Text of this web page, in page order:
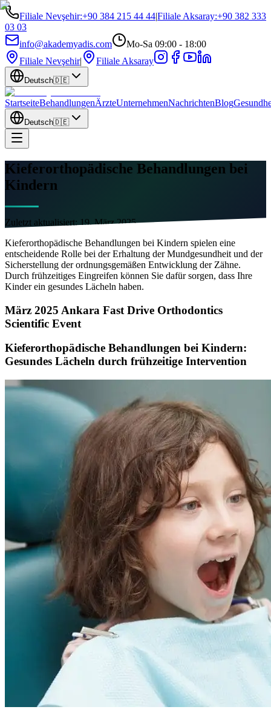
Filiale Nevşehir:+90 384 215 44 44|Filiale Aksaray:+90 382 333
03 03
info@akademyadis.com
Mo-Sa 09:00 - 18:00
Filiale Nevşehir| Filiale Aksaray
Deutsch🇩🇪
StartseiteBehandlungenÄrzteUnternehmenNachrichtenBlog
Deutsch🇩🇪
Kieferorthopädische Behandlungen bei
Kindern
Zuletzt aktualisiert: 19. März 2025
Kieferorthopädische Behandlungen bei Kindern spielen eine
entscheidende Rolle bei der Erhaltung der Mundgesundheit und der
Sicherstellung der ordnungsgemäßen Entwicklung der Zähne.
Durch frühzeitiges Eingreifen können Sie dafür sorgen, dass Ihre
Kinder ein gesundes Lächeln haben.
März 2025 Ankara Fast Drive Orthodontics
Scientific Event
Kieferorthopädische Behandlungen bei Kindern:
Gesundes Lächeln durch frühzeitige Intervention